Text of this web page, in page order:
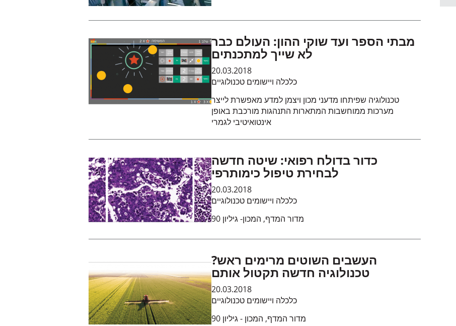
מבתי הספר ועד שוקי ההון: העולם כבר
לא שייך למתכנתים
20.03.2018
כלכלה ויישומים טכנולוגיים
טכנולוגיה שפיתחו מדעני מכון ויצמן למדע מאפשרת לייצר
מערכות ממוחשבות המתארות התנהגות מורכבת באופן
אינטואיטיבי לגמרי
כדור בדולח רפואי: שיטה חדשה
לבחירת טיפול כימותרפי
20.03.2018
כלכלה ויישומים טכנולוגיים
מדור המדף, המכון- גיליון 90
העשבים השוטים מרימים ראש?
טכנולוגיה חדשה תקטול אותם
20.03.2018
כלכלה ויישומים טכנולוגיים
מדור המדף, המכון - גיליון 90